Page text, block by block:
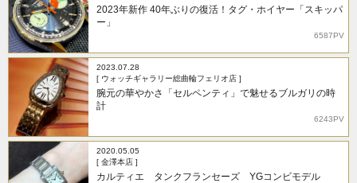
2023年新作 40年ぶりの復活！タグ・ホイヤー「スキッパ
ー」
6587PV
2023.07.28
[ ウォッチギャラリー総曲輪フェリオ店 ]
腕元の華やかさ「セルペンティ」で魅せるブルガリの時
計
6243PV
2020.05.05
[ 金澤本店 ]
カルティエ タンクフランセーズ YGコンビモデル